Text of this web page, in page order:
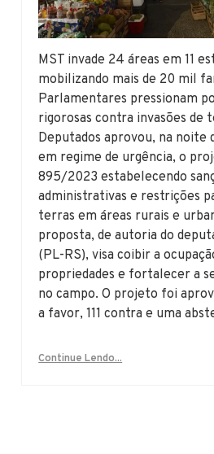
MST invade 24 áreas em 11
mobilizando mais de 20 mil
Parlamentares pressionam
rigorosas contra invasões de
Deputados aprovou, na noite
em regime de urgência, o
895/2023 estabelecendo
administrativas e restrições
terras em áreas rurais e
proposta, de autoria do
(PL-RS), visa coibir a
propriedades e fortalecer a
no campo. O projeto foi
a favor, 111 contra e uma
Continue Lendo...